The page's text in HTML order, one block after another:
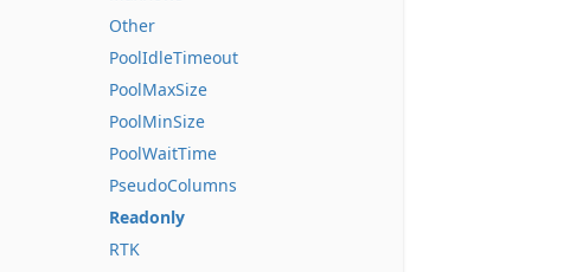
Other
PoolIdleTimeout
PoolMaxSize
PoolMinSize
PoolWaitTime
PseudoColumns
Readonly
RTK